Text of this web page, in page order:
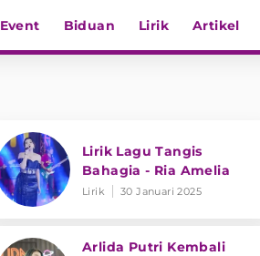
Event Biduan Lirik Artikel
Lirik Lagu Tangis
Bahagia - Ria Amelia
Lirik 30 Januari 2025
Arlida Putri Kembali